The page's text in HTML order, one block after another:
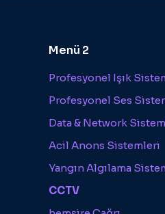
Menü 2
Profesyonel Işık
Profesyonel Ses
Data & Network
Acil Anons Sistemleri
Yangın Algılama
CCTV